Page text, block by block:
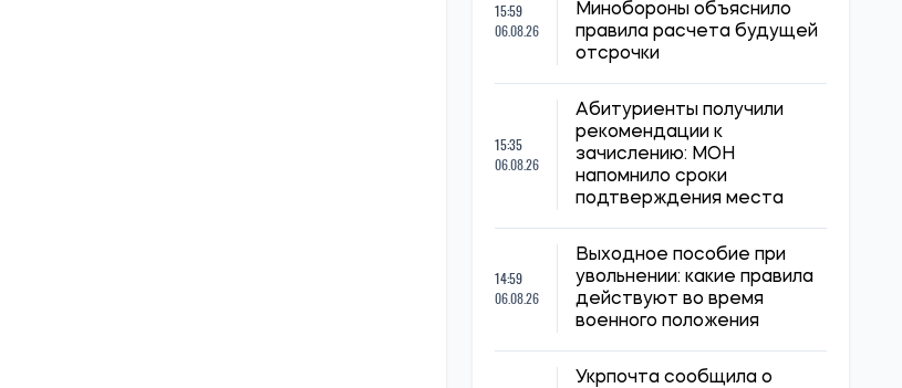
15:59
06.08.26
Минобороны объяснило
правила расчета будущей
отсрочки
15:35
06.08.26
Абитуриенты получили
рекомендации к
зачислению: МОН
напомнило сроки
подтверждения места
14:59
06.08.26
Выходное пособие при
увольнении: какие правила
действуют во время
военного положения
Укрпочта сообщила о